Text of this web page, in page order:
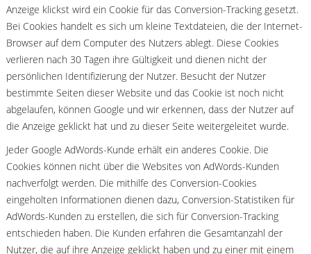
Anzeige klickst wird ein Cookie für das Conversion-Tracking gesetzt.
Bei Cookies handelt es sich um kleine Textdateien, die der Internet-
Browser auf dem Computer des Nutzers ablegt. Diese Cookies
verlieren nach 30 Tagen ihre Gültigkeit und dienen nicht der
persönlichen Identifizierung der Nutzer. Besucht der Nutzer
bestimmte Seiten dieser Website und das Cookie ist noch nicht
abgelaufen, können Google und wir erkennen, dass der Nutzer auf
die Anzeige geklickt hat und zu dieser Seite weitergeleitet wurde.
Jeder Google AdWords-Kunde erhält ein anderes Cookie. Die
Cookies können nicht über die Websites von AdWords-Kunden
nachverfolgt werden. Die mithilfe des Conversion-Cookies
eingeholten Informationen dienen dazu, Conversion-Statistiken für
AdWords-Kunden zu erstellen, die sich für Conversion-Tracking
entschieden haben. Die Kunden erfahren die Gesamtanzahl der
Nutzer, die auf ihre Anzeige geklickt haben und zu einer mit einem